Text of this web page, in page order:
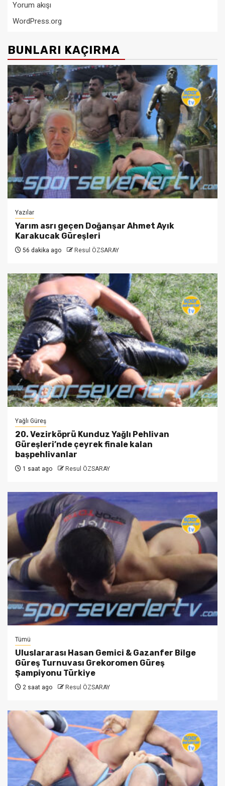
Yorum akışı
WordPress.org
BUNLARI KAÇIRMA
Yazılar
Yarım asrı geçen Doğanşar Ahmet Ayık
Karakucak Güreşleri
56 dakika ago Resul ÖZSARAY
Yağlı Güreş
20. Vezirköprü Kunduz Yağlı Pehlivan
Güreşleri’nde çeyrek finale kalan
başpehlivanlar
1 saat ago Resul ÖZSARAY
Tümü
Uluslararası Hasan Gemici & Gazanfer Bilge
Güreş Turnuvası Grekoromen Güreş
Şampiyonu Türkiye
2 saat ago Resul ÖZSARAY